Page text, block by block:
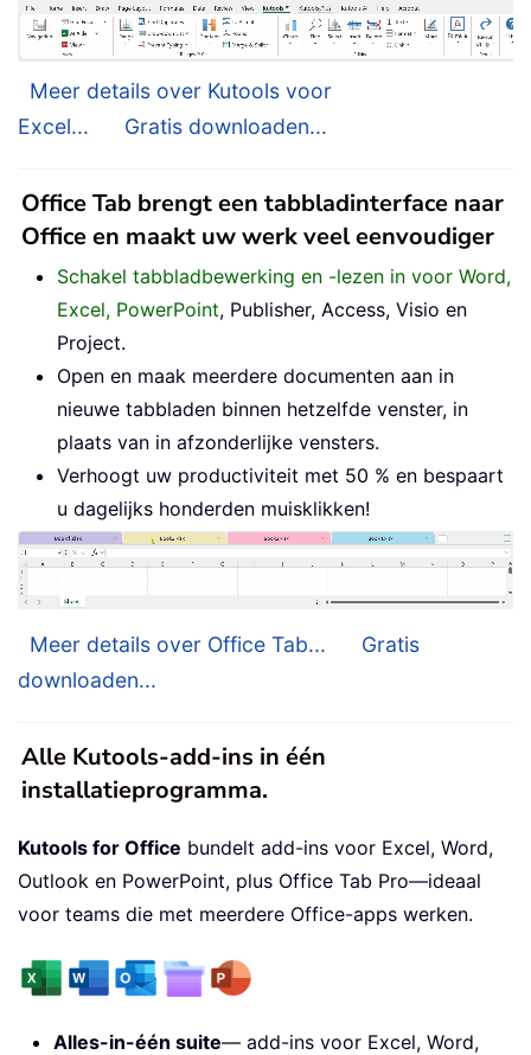
Meer details over Kutools voor
Excel...
Gratis downloaden...
Office Tab brengt een tabbladinterface naar
Office en maakt uw werk veel eenvoudiger
Schakel tabbladbewerking en -lezen in voor Word,
Excel, PowerPoint, Publisher, Access, Visio en
Project.
Open en maak meerdere documenten aan in
nieuwe tabbladen binnen hetzelfde venster, in
plaats van in afzonderlijke vensters.
Verhoogt uw productiviteit met 50 % en bespaart
u dagelijks honderden muisklikken!
Meer details over Office Tab...
Gratis
downloaden...
Alle Kutools-add-ins in één
installatieprogramma.
Kutools for Office bundelt add-ins voor Excel, Word,
Outlook en PowerPoint, plus Office Tab Pro—ideaal
voor teams die met meerdere Office-apps werken.
Alles-in-één suite— add-ins voor Excel, Word,